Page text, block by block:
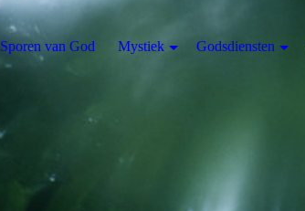
Sporen van God Mystiek Godsdiensten